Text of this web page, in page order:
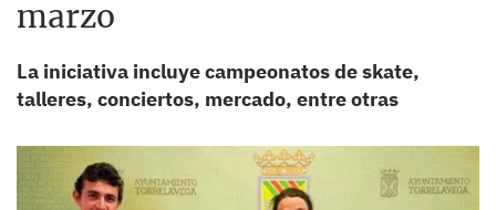
marzo
La iniciativa incluye campeonatos de skate,
talleres, conciertos, mercado, entre otras